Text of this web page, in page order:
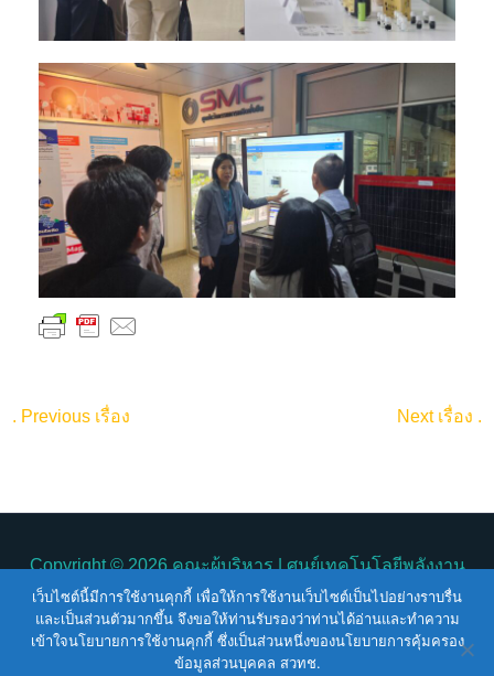
. Previous เรื่อง Next เรื่อง .
Copyright © 2026คณะผู้บริหาร| ศูนย์เทคโนโลยีพลังงาน
แห่งชาติคณะผู้บริหาร
Terms of Service |Privacy Policy |NSTDA Website
เว็บไซต์นี้มีการใช้งานคุกกี้ เพื่อให้การใช้งานเว็บไซต์เป็นไปอย่างราบรื่น
และเป็นส่วนตัวมากขึ้น จึงขอให้ท่านรับรองว่าท่านได้อ่านและทำความ
เข้าใจนโยบายการใช้งานคุกกี้ ซึ่งเป็นส่วนหนึ่งของนโยบายการคุ้มครอง
ข้อมูลส่วนบุคคล สวทช.